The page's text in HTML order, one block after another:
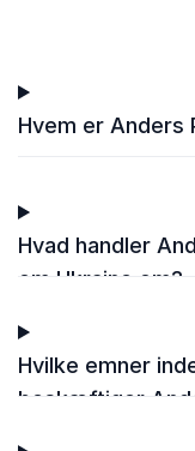
Hvem er Anders
Hvad handler
om Ukraine om?
Hvilke emner
beskæftiger